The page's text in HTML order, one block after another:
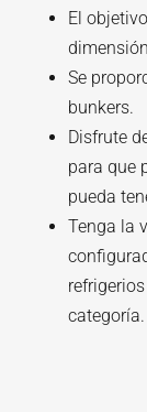
El
Se
bunkers.
Disfrute
para que
pueda
Tenga la
categoría.